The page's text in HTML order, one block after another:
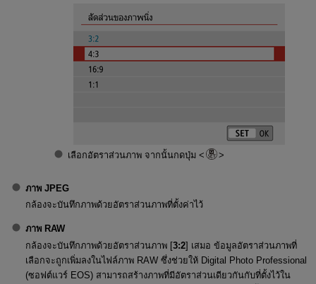
เลือกอัตราส่วนภาพ จากนั้นกดปุ่ม
ภาพ JPEG
กล้องจะบันทึกภาพด้วยอัตราส่วนภาพที่ตั้งค่าไว้
ภาพ RAW
กล้องจะบันทึกภาพด้วยอัตราส่วนภาพ [3:2] เสมอ ข้อมูลอัตราส่วนภาพที่
เลือกจะถูกเพิ่มลงในไฟล์ภาพ RAW ซึ่งช่วยให้ Digital Photo Professional
(ซอฟต์แวร์ EOS) สามารถสร้างภาพที่มีอัตราส่วนเดียวกันกับที่ตั้งไว้ใน